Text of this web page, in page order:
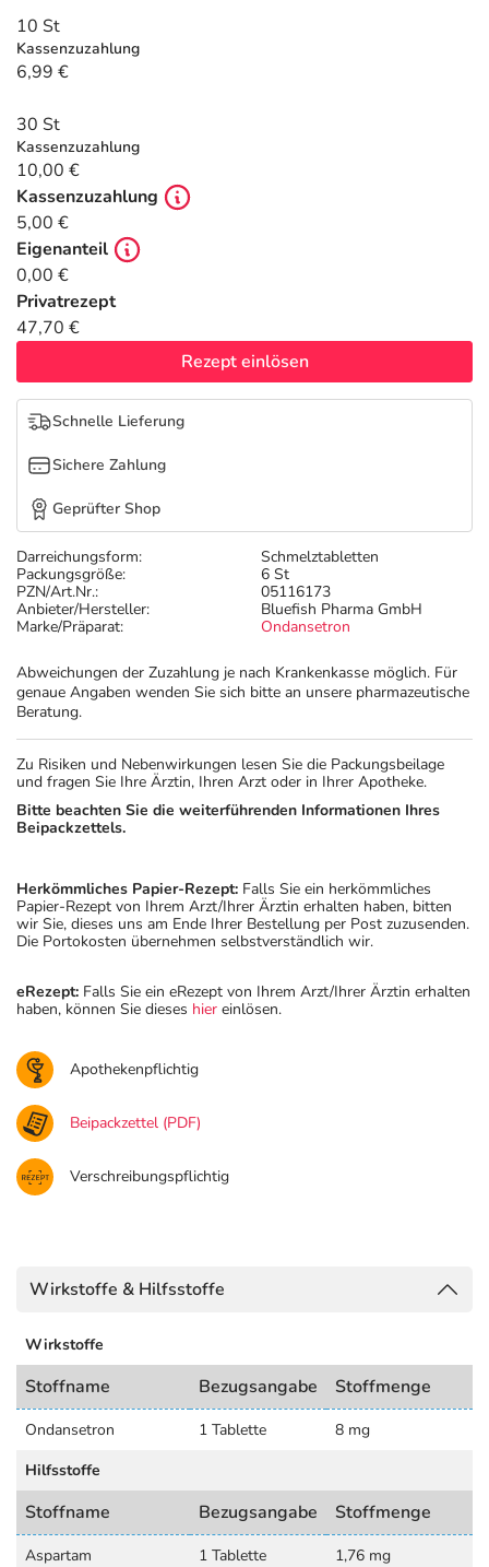
Tierapotheke
Vitamine & Mineralstoffe
Marken
Salus Deals
Darreichungsform:
Schmelztabletten
Packungsgröße:
6 St
PZN/Art.Nr.:
05116173
Anbieter/Hersteller:
Bluefish Pharma GmbH
Marke/Präparat:
Ondansetron
Abweichungen der Zuzahlung je nach Krankenkasse möglich. Für
genaue Angaben wenden Sie sich bitte an unsere pharmazeutische
Beratung.
10 St
Kassenzuzahlung
6,99 €
30 St
Kassenzuzahlung
10,00 €
Kassenzuzahlung
5,00 €
Eigenanteil
0,00 €
Privatrezept
47,70 €
Rezept einlösen
Schnelle Lieferung
Sichere Zahlung
Geprüfter Shop
Zu Risiken und Nebenwirkungen lesen Sie die Packungsbeilage
und fragen Sie Ihre Ärztin, Ihren Arzt oder in Ihrer Apotheke.
Bitte beachten Sie die weiterführenden Informationen Ihres
Beipackzettels.
Herkömmliches Papier-Rezept: Falls Sie ein herkömmliches
Papier-Rezept von Ihrem Arzt/Ihrer Ärztin erhalten haben, bitten
wir Sie, dieses uns am Ende Ihrer Bestellung per Post zuzusenden.
Die Portokosten übernehmen selbstverständlich wir.
eRezept: Falls Sie ein eRezept von Ihrem Arzt/Ihrer Ärztin erhalten
haben, können Sie dieses hier einlösen.
Apothekenpflichtig
Beipackzettel (PDF)
Verschreibungspflichtig
Wirkstoffe & Hilfsstoffe
Wirkstoffe
Stoffname Bezugsangabe Stoffmenge
Ondansetron 1 Tablette
8 mg
Hilfsstoffe
Stoffname Bezugsangabe Stoffmenge
Aspartam 1 Tablette
1,76 mg